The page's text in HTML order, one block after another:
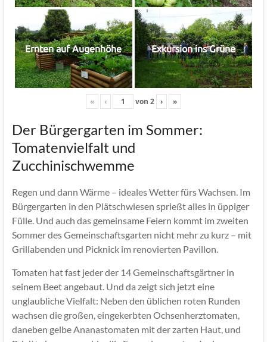
Ernten auf Augenhöhe Exkursion ins Grüne
« ‹ von 2 › »
Der Bürgergarten im Sommer:
Tomatenvielfalt und
Zucchinischwemme
Regen und dann Wärme – ideales Wetter fürs Wachsen. Im
Bürgergarten in den Plätschwiesen sprießt alles in üppiger
Fülle. Und auch das gemeinsame Feiern kommt im zweiten
Sommer des Gemeinschaftsgarten nicht mehr zu kurz – mit
Grillabenden und Picknick im renovierten Pavillon.
Tomaten hat fast jeder der 14 Gemeinschaftsgärtner in
seinem Beet angebaut. Und da zeigt sich jetzt eine
unglaubliche Vielfalt: Neben den üblichen roten Runden
wachsen die großen, eingekerbten Ochsenherztomaten,
daneben gelbe Ananastomaten mit der zarten Haut, und